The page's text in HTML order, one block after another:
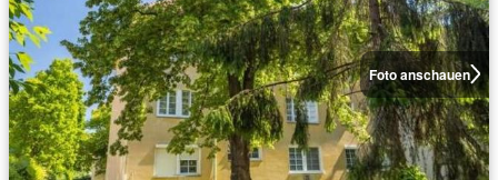
Foto anschauen